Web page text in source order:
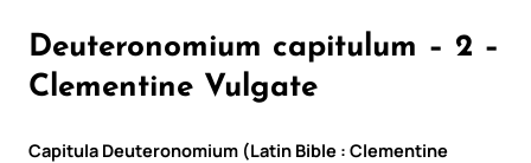
Deuteronomium capitulum – 2 –
Clementine Vulgate
Capitula Deuteronomium (Latin Bible : Clementine